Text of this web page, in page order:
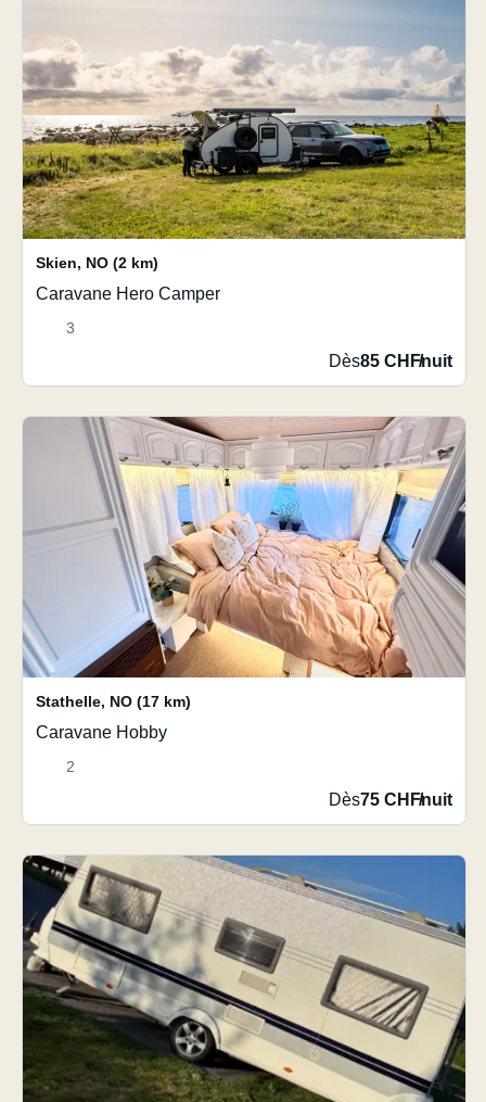
Skien, NO (2 km)
Caravane Hero Camper
3
Dès85 CHF/nuit
Stathelle, NO (17 km)
Caravane Hobby
2
Dès75 CHF/nuit